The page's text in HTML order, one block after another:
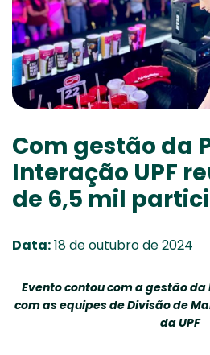
Com gestão da
Interação UPF
de 6,5 mil
Data:18 de outubro de 2024
Evento contou com a gestão
com as equipes de Divisão de
da UPF